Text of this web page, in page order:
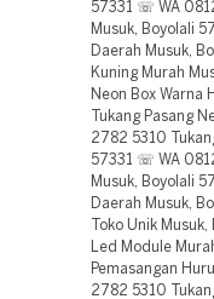
57331 ☏ WA
Musuk, Boyolali
Daerah Musuk,
Kuning Murah
Neon Box Warna
Tukang Pasang
2782 5310
57331 ☏ WA
Musuk, Boyolali
Daerah Musuk,
Toko Unik
Led Module
Pemasangan
2782 5310